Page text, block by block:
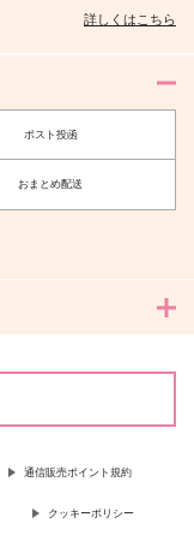
作品詳細
詳しくはこちら
ポスト投函
おまとめ配送
通信販売ポイント規約
クッキーポリシー